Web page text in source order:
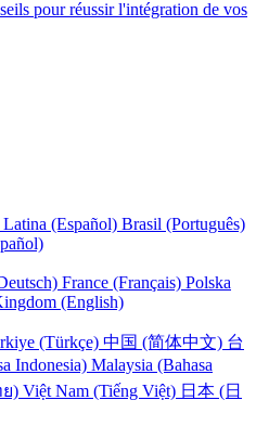
pour réussir l'intégration de vos
(Español) Brasil (Português)
France (Français) Polska
(English)
(Türkçe) 中国 (简体中文) 台
Indonesia) Malaysia (Bahasa
) Việt Nam (Tiếng Việt) 日本 (日